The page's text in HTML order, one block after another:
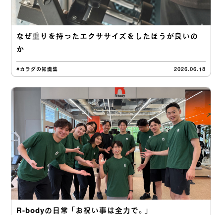
なぜ重りを持ったエクササイズをしたほうが良いの
か
#カラダの知識集 2026.06.18
R-bodyの日常 「お祝い事は全力で。」